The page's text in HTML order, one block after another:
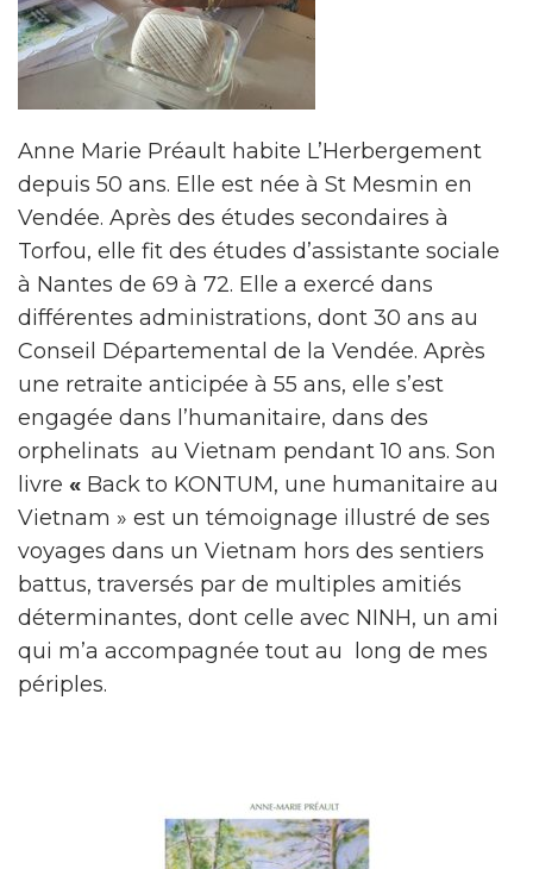
Anne Marie Préault habite L’Herbergement
depuis 50 ans. Elle est née à St Mesmin en
Vendée. Après des études secondaires à
Torfou, elle fit des études d’assistante sociale
à Nantes de 69 à 72. Elle a exercé dans
différentes administrations, dont 30 ans au
Conseil Départemental de la Vendée. Après
une retraite anticipée à 55 ans, elle s’est
engagée dans l’humanitaire, dans des
orphelinats au Vietnam pendant 10 ans. Son
livre « Back to KONTUM, une humanitaire au
Vietnam » est un témoignage illustré de ses
voyages dans un Vietnam hors des sentiers
battus, traversés par de multiples amitiés
déterminantes, dont celle avec NINH, un ami
qui m’a accompagnée tout au long de mes
périples.